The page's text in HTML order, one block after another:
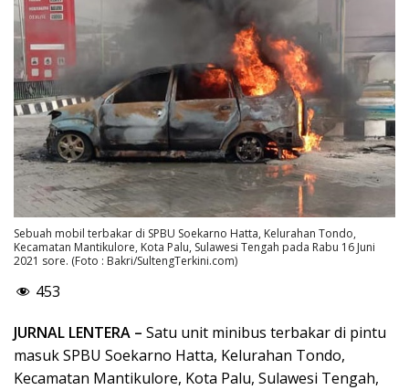
Sebuah mobil terbakar di SPBU Soekarno Hatta, Kelurahan Tondo,
Kecamatan Mantikulore, Kota Palu, Sulawesi Tengah pada Rabu 16 Juni
2021 sore. (Foto : Bakri/SultengTerkini.com)
453
JURNAL LENTERA – Satu unit minibus terbakar di pintu
masuk SPBU Soekarno Hatta, Kelurahan Tondo,
Kecamatan Mantikulore, Kota Palu, Sulawesi Tengah,